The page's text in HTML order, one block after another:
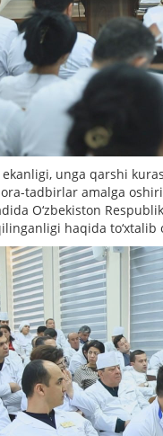
unga qarshi
tadbirlar amalga
O‘zbekiston
haqida to‘xtalib